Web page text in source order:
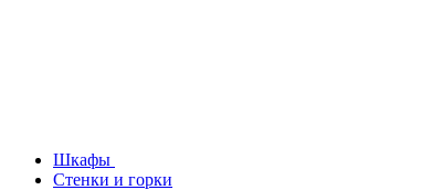
Шкафы
Стенки и горки